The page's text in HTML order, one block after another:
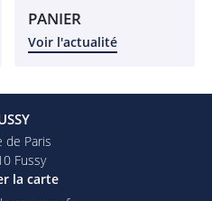
PANIER
Voir l'actualité
de Paris
Fussy
la carte